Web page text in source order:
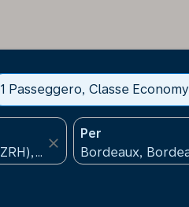
1 Passeggero, Classe Economy
close
Per